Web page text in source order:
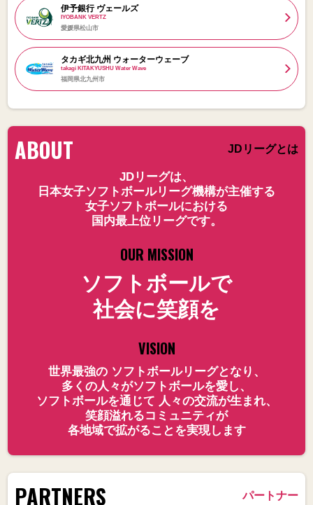
伊予銀行 ヴェールズ
IYOBANK VERTZ
愛媛県松山市
タカギ北九州 ウォーターウェーブ
takagi KITAKYUSHU Water Wave
福岡県北九州市
ABOUT JDリーグとは
JDリーグは、
日本女子ソフトボールリーグ機構が主催する
女子ソフトボールにおける
国内最上位リーグです。
OUR MISSION
ソフトボールで
社会に笑顔を
VISION
世界最強の ソフトボールリーグとなり、
多くの人々がソフトボールを愛し、
ソフトボールを通じて 人々の交流が生まれ、
笑顔溢れるコミュニティが
各地域で拡がることを実現します
PARTNERS パートナー